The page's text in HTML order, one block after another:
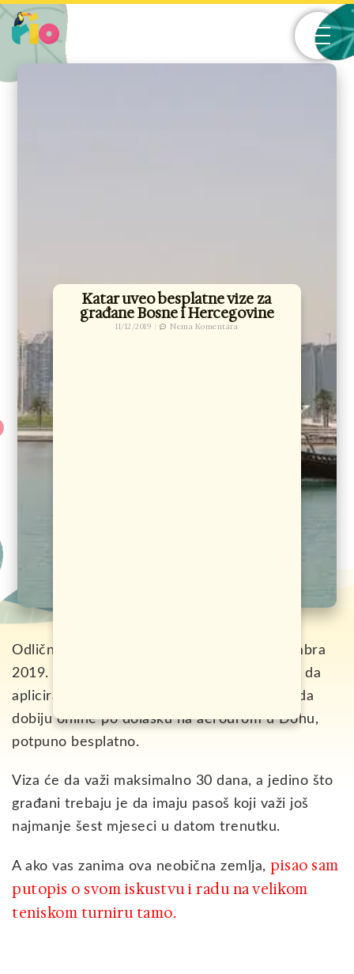
Skip
to
content
Katar uveo besplatne vize za
građane Bosne i Hercegovine
11/12/2019 Nema Komentara
Odlične vijesti iz Dohe. Od danas, 11.decembra
2019. godine, građani BiH, neće više morati da
apliciraju za vizu za Katar, već će istu moći da
dobiju online po dolasku na aerodrom u Dohu,
potpuno besplatno.
Viza će da važi maksimalno 30 dana, a jedino što
građani trebaju je da imaju pasoš koji važi još
najmanje šest mjeseci u datom trenutku.
A ako vas zanima ova neobična zemlja, pisao sam
putopis o svom iskustvu i radu na velikom
teniskom turniru tamo.